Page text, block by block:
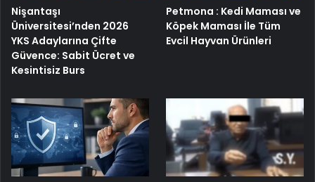
Nişantaşı
Üniversitesi’nden 2026
YKS Adaylarına Çifte
Güvence: Sabit Ücret ve
Kesintisiz Burs
Petmona : Kedi Maması ve
Köpek Maması İle Tüm
Evcil Hayvan Ürünleri